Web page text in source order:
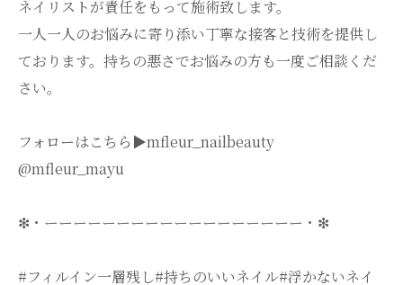
ネイリストが責任をもって施術致します。
一人一人のお悩みに寄り添い丁寧な接客と技術を提供し
ております。持ちの悪さでお悩みの方も一度ご相談くだ
さい。
フォローはこちら▶️mfleur_nailbeauty
@mfleur_mayu
❇・ーーーーーーーーーーーーーーーーーー・❇
#フィルイン一層残し#持ちのいいネイル#浮かないネイ